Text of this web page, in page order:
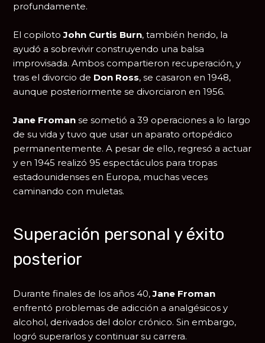
profundamente.
El copilotoJohn Curtis Burn, también herido, la
ayudó a sobrevivir construyendo una balsa
improvisada. Ambos compartieron recuperación, y
tras el divorcio de Don Ross, se casaron en 1948,
aunque posteriormente se divorciaron en 1956.
Jane Froman se sometió a 39 operaciones a lo largo
de su vida y tuvo que usar un aparato ortopédico
permanentemente. A pesar de ello, regresó a actuar
y en 1945 realizó 95 espectáculos para tropas
estadounidenses en Europa, muchas veces
caminando con muletas.
Superación personal y éxito
posterior
Durante finales de los años 40,Jane Froman
enfrentó problemas de adicción a analgésicos y
alcohol, derivados del dolor crónico. Sin embargo,
logró superarlos y continuar su carrera.